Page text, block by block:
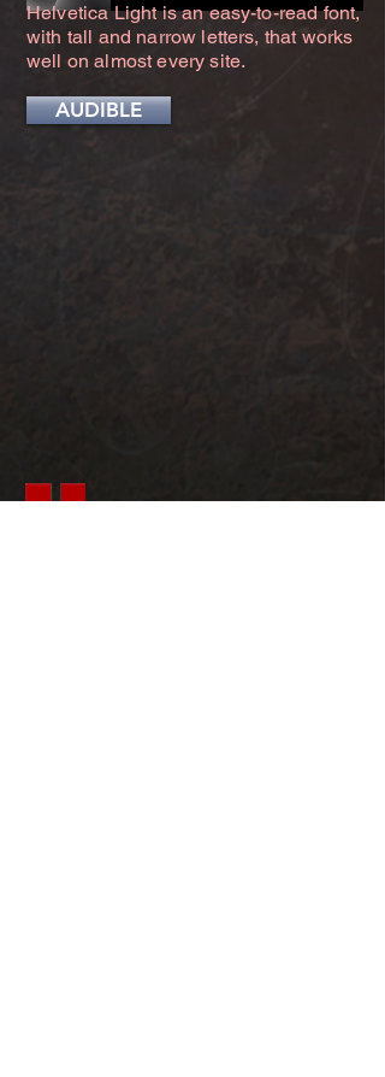
Helvetica Light is an easy-to-read font,
with tall and narrow letters, that works
well on almost every site.
AUDIBLE